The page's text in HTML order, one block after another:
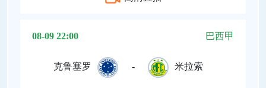
08-09 22:00 巴西甲
克鲁塞罗 - 米拉索